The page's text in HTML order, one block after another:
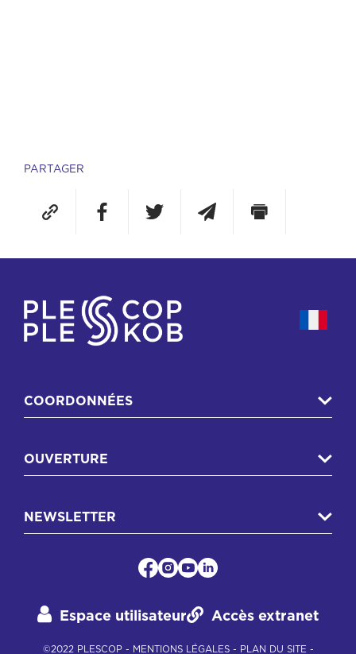
PARTAGER
COORDONNÉES
OUVERTURE
NEWSLETTER
Espace utilisateur Accès extranet
©2022 PLESCOP - MENTIONS LÉGALES- PLAN DU SITE -